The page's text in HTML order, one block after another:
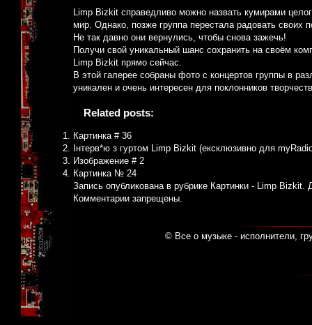
Limp Bizkit справедливо можно назвать кумирами
мир. Однако, позже группа перестала радовать своих
Не так давно они вернулись, чтобы снова зажечь!
Получи свой уникальный шанс сохранить на своём
Limp Bizkit прямо сейчас.
В этой галерее собраны фото с концертов группы в
уникален и очень интересен для поклонников
Related posts:
Картинка # 36
Інтерв*ю з гуртом Limp Bizkit (ексклюзивно для
Изображение # 2
Картинка № 24
Запись опубликована в рубрике Картинки - Limp Bizkit.
Комментарии запрещены.
© Все о музыке - исполнители,